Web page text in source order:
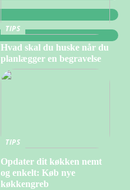
TIPS
Hvad skal du huske når du
planlægger en begravelse
TIPS
Opdater dit køkken nemt
og enkelt: Køb nye
køkkengreb